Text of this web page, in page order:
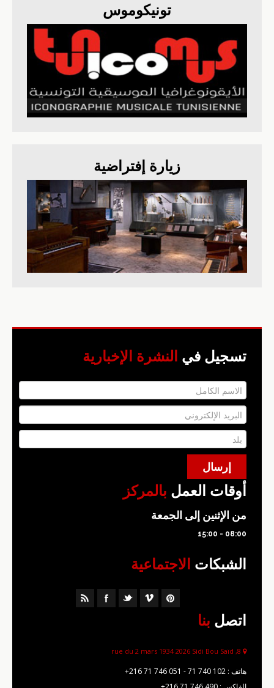
تونيكوموس
زيارة إفتراضية
تسجيل في النشرة الإخبارية
أوقات العمل بالمركز
من الإثنين إلى الجمعة
08:00 - 15:00
الشبكات الاجتماعية
اتصل بنا
8, rue du 2 mars 1934 2026 Sidi Bou Saïd
هاتف : +216 71 746 051 - 71 740 102